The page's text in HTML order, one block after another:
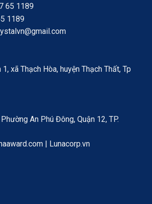
65 1189
1189
xã Thạch Hòa, huyện Thạch Thất, Tp
An Phú Đông, Quận 12, TP.
| Lunacorp.vn